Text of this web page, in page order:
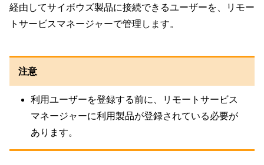
経由してサイボウズ製品に接続できるユーザーを、リモー
トサービスマネージャーで管理します。
注意
利用ユーザーを登録する前に、リモートサービス
マネージャーに利用製品が登録されている必要が
あります。